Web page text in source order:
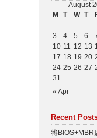
August
M
T W T
« Apr
3 4 5 6
10 11 12 13
17 18 19 20
24 25 26 27
31
Recent
将BIOS+MBR